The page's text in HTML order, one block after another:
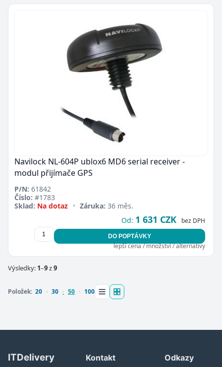
Navilock NL-604P ublox6 MD6 serial receiver -
modul přijímače GPS
P/N: 61842
Číslo: #1783
Sklad: Na dotaz • Záruka: 36 měs.
Od: 1 631 CZK bez DPH
DO POPTÁVKY
lepší cena / množství / alternativy
Výsledky: 1–9z9
Položek: 20 30 50 100
ITDelivery
Kontakt
Odkazy